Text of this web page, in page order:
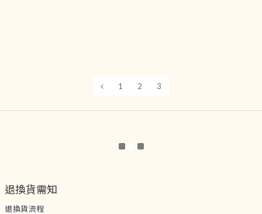
1 2 3
退換貨需知
退換貨流程